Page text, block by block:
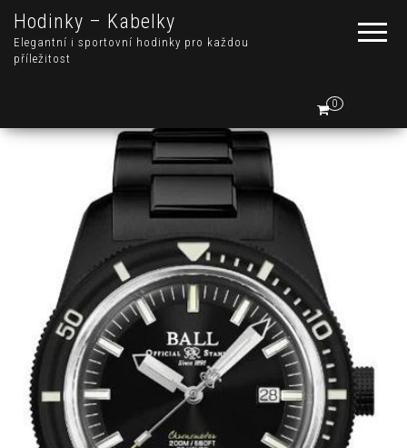
Hodinky – Kabelky
Elegantní i sportovní hodinky pro každou
příležitost
0